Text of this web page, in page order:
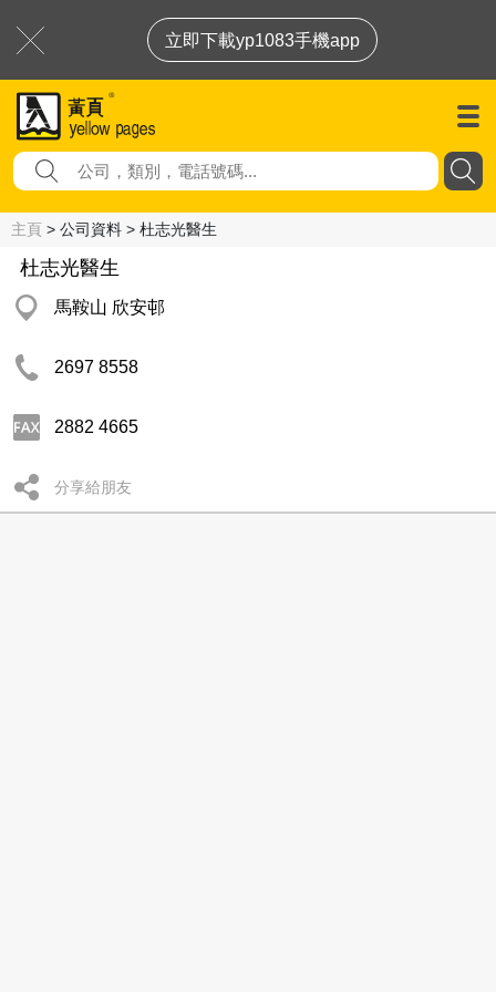
立即下載yp1083手機app
主頁 > 公司資料 > 杜志光醫生
杜志光醫生
馬鞍山 欣安邨
2697 8558
2882 4665
分享給朋友